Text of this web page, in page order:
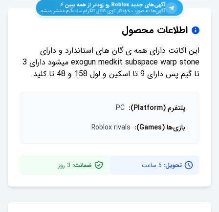
آگهی‌های جدیدRoblox رو زودتر از همه ببین ⚡️
آگهی‌ها به صورت خودکار توی کانال تلگرام ساب‌گیم منتشر میشه
اطلاعات محصول
این اکانت دارای همه ی گان های استاندارد و دارای
exogun medkit subspace warp stone میشود دارای 3
تا گیم پس دارای 9 تا اسکین و لول 158 و 48 تا کلید
پلتفرم (Platform) :
PC
بازی‌ها (Games)
:
Roblox rivals
تحویل: 5 ساعت ضمانت: 3 روز